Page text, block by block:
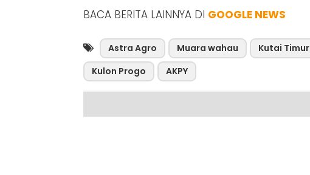
BACA BERITA LAINNYA DI GOOGLE NEWS
Astra Agro Muara wahau Kutai Timur
Kulon Progo
AKPY